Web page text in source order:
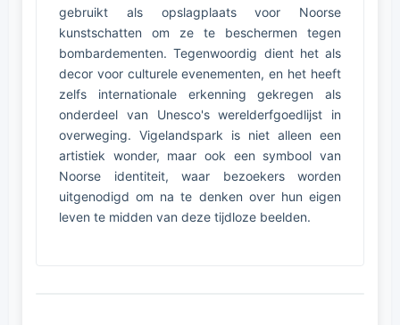
gebruikt als opslagplaats voor Noorse
kunstschatten om ze te beschermen tegen
bombardementen. Tegenwoordig dient het als
decor voor culturele evenementen, en het heeft
zelfs internationale erkenning gekregen als
onderdeel van Unesco's werelderfgoedlijst in
overweging. Vigelandspark is niet alleen een
artistiek wonder, maar ook een symbool van
Noorse identiteit, waar bezoekers worden
uitgenodigd om na te denken over hun eigen
leven te midden van deze tijdloze beelden.